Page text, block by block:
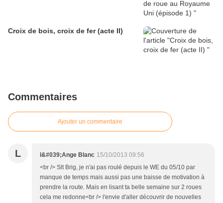
Croix de bois, croix de fer (acte II)
Commentaires
Ajouter un commentaire
L l&#039;Ange Blanc 15/10/2013 09:56
<br /> Slt Brig, je n'ai pas roulé depuis le WE du 05/10 par
manque de temps mais aussi pas une baisse de motivation à
prendre la route. Mais en lisant ta belle semaine sur 2 roues
cela me redonne<br /> l'envie d'aller découvrir de nouvelles